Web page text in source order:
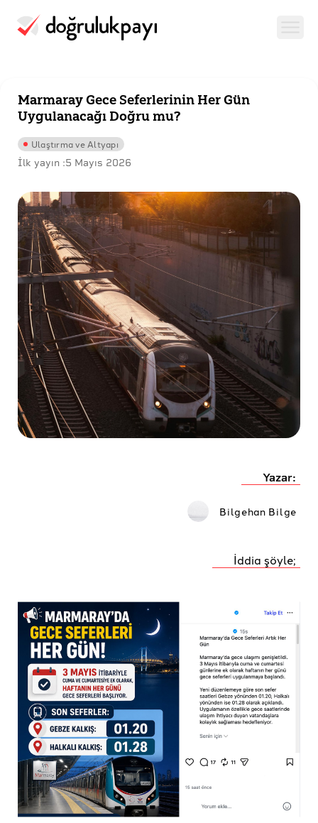
Marmaray Gece Seferlerinin Her Gün
Uygulanacağı Doğru mu?
Ulaştırma ve Altyapı
İlk yayın :5 Mayıs 2026
Yazar:
Bilgehan Bilge
İddia şöyle;